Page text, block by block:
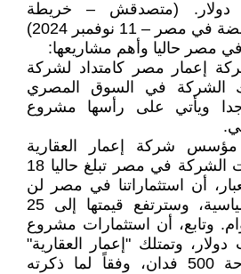
مليون دولار. (متصدقش – خريطة
– 11 نوفمبر 2024)
مصر حاليا وأهم مشاريعها:
إعمار مصر كامتداد لشركة
الشركة في السوق المصري
ويأتي على رأسها مشروع
مؤسس شركة إعمار العقارية
الإماراتية، إن استثمارات الشركة في مصر تبلغ حاليا 18
أن استثماراتنا في مصر لن
تتأثر بالتوترات الجيوسياسية، وسترتفع قيمتها إلى 25
دولار خلال 3 أعوام. وتابع، أن استثمارات مشروع
3 مليارات دولار، وتمتلك "إعمار العقارية"
أغلبية المشروع بمساحة 500 فدان، وفقاً لما ذكرته